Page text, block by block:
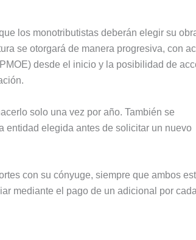
los monotributistas deberán elegir su
se otorgará de manera progresiva, con
desde el inicio y la posibilidad de
solo una vez por año. También se
entidad elegida antes de solicitar un nuevo
con su cónyuge, siempre que ambos
mediante el pago de un adicional por